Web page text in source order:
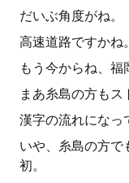
だいぶ角度がね。
高速道路ですかね。
もう今からね、福
まあ糸島の方もス
漢字の流れになっ
いや、糸島の方で
初。